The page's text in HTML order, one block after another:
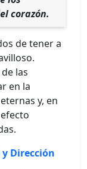
corazón.
de tener a
las
en la
y, en
Dirección